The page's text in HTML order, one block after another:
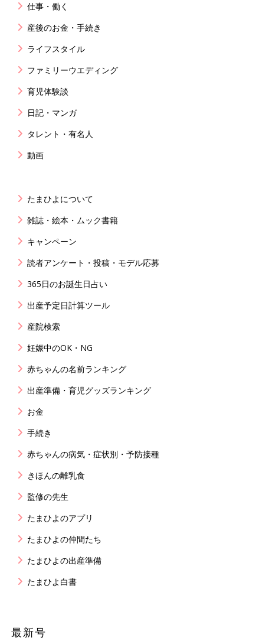
仕事・働く
産後のお金・手続き
ライフスタイル
ファミリーウエディング
育児体験談
日記・マンガ
タレント・有名人
動画
たまひよについて
雑誌・絵本・ムック書籍
キャンペーン
読者アンケート・投稿・モデル応募
365日のお誕生日占い
出産予定日計算ツール
産院検索
妊娠中のOK・NG
赤ちゃんの名前ランキング
出産準備・育児グッズランキング
お金
手続き
赤ちゃんの病気・症状別・予防接種
きほんの離乳食
監修の先生
たまひよのアプリ
たまひよの仲間たち
たまひよの出産準備
たまひよ白書
最新号